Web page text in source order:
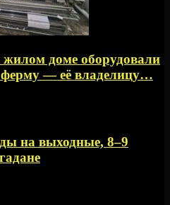
доме оборудовали
— её владелицу…
на выходные, 8–9